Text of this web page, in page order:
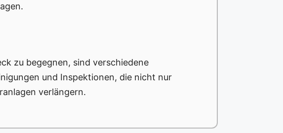
zu begegnen, sind verschiedene
und Inspektionen, die nicht nur
verlängern.